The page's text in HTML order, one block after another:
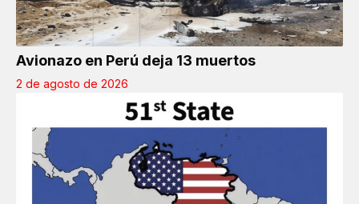
Avionazo en Perú deja 13 muertos
2 de agosto de 2026